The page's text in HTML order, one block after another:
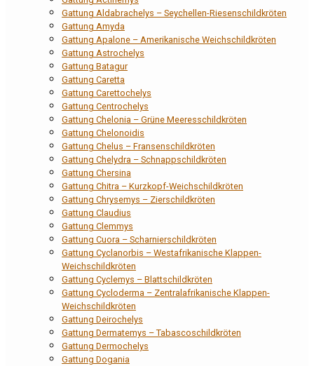
Gattung Aldabrachelys – Seychellen-Riesenschildkröten
Gattung Amyda
Gattung Apalone – Amerikanische Weichschildkröten
Gattung Astrochelys
Gattung Batagur
Gattung Caretta
Gattung Carettochelys
Gattung Centrochelys
Gattung Chelonia – Grüne Meeresschildkröten
Gattung Chelonoidis
Gattung Chelus – Fransenschildkröten
Gattung Chelydra – Schnappschildkröten
Gattung Chersina
Gattung Chitra – Kurzkopf-Weichschildkröten
Gattung Chrysemys – Zierschildkröten
Gattung Claudius
Gattung Clemmys
Gattung Cuora – Scharnierschildkröten
Gattung Cyclanorbis – Westafrikanische Klappen-
Weichschildkröten
Gattung Cyclemys – Blattschildkröten
Gattung Cycloderma – Zentralafrikanische Klappen-
Weichschildkröten
Gattung Deirochelys
Gattung Dermatemys – Tabascoschildkröten
Gattung Dermochelys
Gattung Dogania